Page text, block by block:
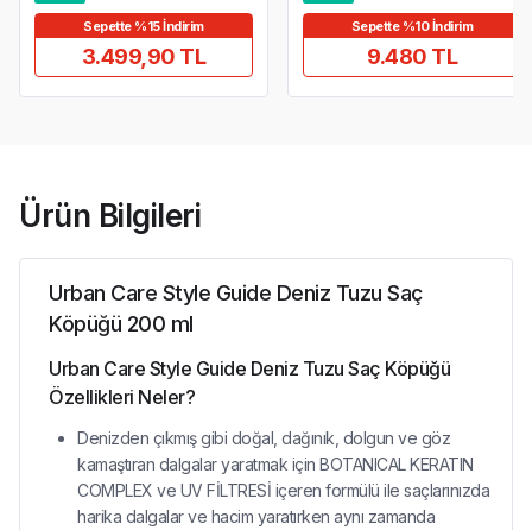
Sepette %15 İndirim
3.499,90 TL
Sepette %10 İndirim
9.480 TL
Ürün Bilgileri
Urban Care Style Guide Deniz Tuzu Saç
Köpüğü 200 ml
Urban Care Style Guide Deniz Tuzu Saç Köpüğü
Özellikleri Neler?
Denizden çıkmış gibi doğal, dağınık, dolgun ve göz
kamaştıran dalgalar yaratmak için BOTANICAL KERATIN
COMPLEX ve UV FİLTRESİ içeren formülü ile saçlarınızda
harika dalgalar ve hacim yaratırken aynı zamanda